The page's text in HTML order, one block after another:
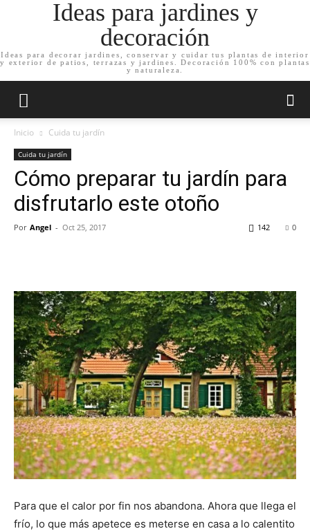
Ideas para jardines y
decoración
Ideas para decorar jardines, conservar y cuidar tus plantas de interior
y exterior de patios, terrazas y jardines. Decoración 100% con plantas
y naturaleza.
Inicio Cuida tu jardín
Cuida tu jardín
Cómo preparar tu jardín para
disfrutarlo este otoño
Por Angel - Oct 25, 2017 0
142
Para que el calor por fin nos abandona. Ahora que llega el
frío, lo que más apetece es meterse en casa a lo calentito